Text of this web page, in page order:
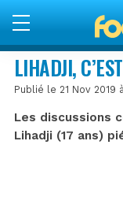
LIHADJI,
Publié le 21 Nov 2019
Les discussions
Lihadji (17 ans)